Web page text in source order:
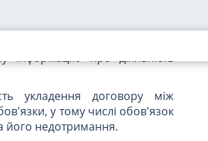
інформацію про діяльність
укладення договору між
у тому числі обов'язок
його недотримання.